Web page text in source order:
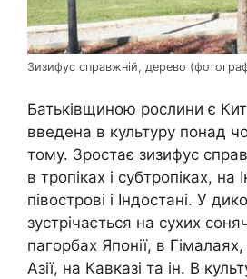
Зизифус справжній, дерево
Батьківщиною рослини є
введена в культуру понад
тому. Зростає зизифус
в тропіках і субтропіках, на
півострові і Індостані. У
зустрічається на сухих
пагорбах Японії, в
Азії, на Кавказі та ін. В